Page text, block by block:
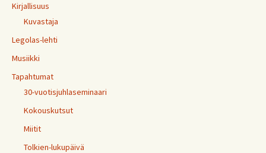
Kirjallisuus
Kuvastaja
Legolas-lehti
Musiikki
Tapahtumat
30-vuotisjuhlaseminaari
Kokouskutsut
Miitit
Tolkien-lukupäivä